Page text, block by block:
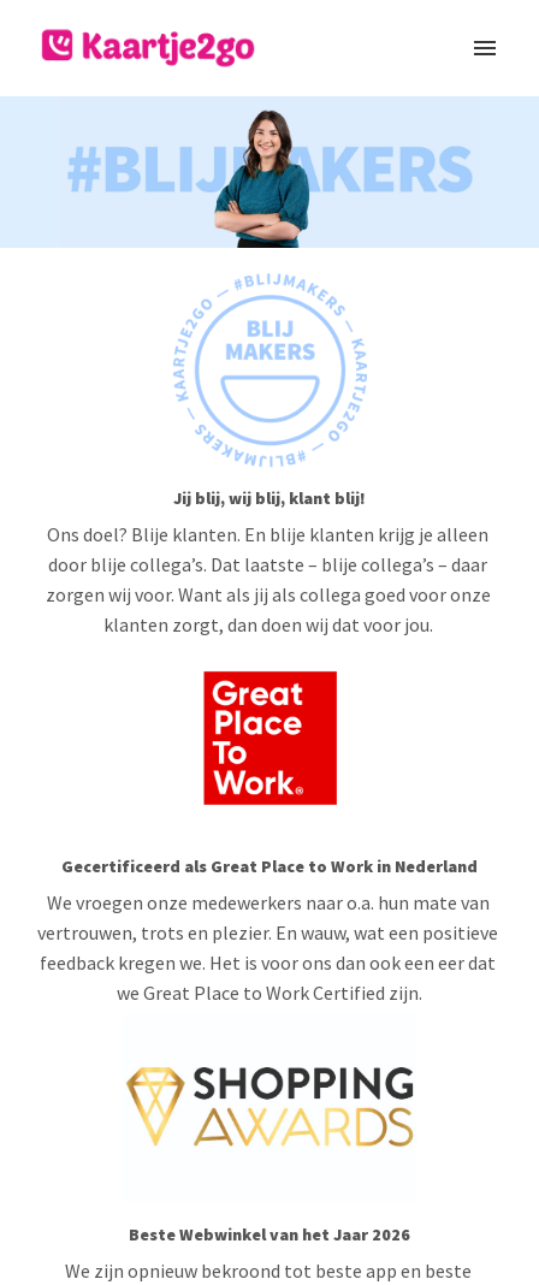
Homepagina
Jij blij, wij blij, klant blij!
Ons doel? Blije klanten. En blije klanten krijg je alleen
door blije collega’s. Dat laatste – blije collega’s – daar
zorgen wij voor. Want als jij als collega goed voor onze
klanten zorgt, dan doen wij dat voor jou.
Gecertificeerd als Great Place to Work in Nederland
We vroegen onze medewerkers naar o.a. hun mate van
vertrouwen, trots en plezier. En wauw, wat een positieve
feedback kregen we. Het is voor ons dan ook een eer dat
we Great Place to Work Certified zijn.
Beste Webwinkel van het Jaar 2026
We zijn opnieuw bekroond tot beste app en beste